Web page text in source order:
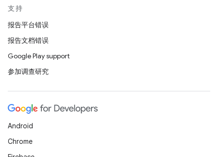
支持
报告平台错误
报告文档错误
Google Play support
参加调查研究
Android
Chrome